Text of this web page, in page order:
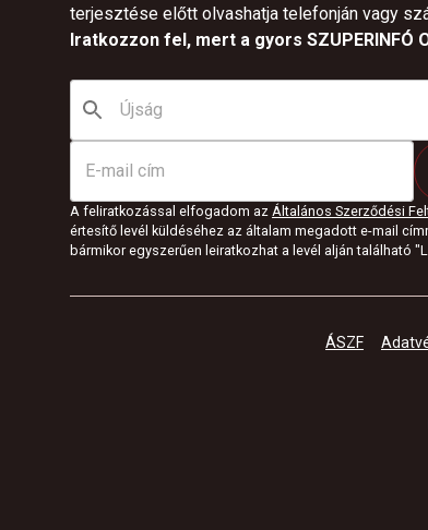
terjesztése előtt olvashatja telefonján vagy
Iratkozzon fel, mert a gyors SZUPERINFÓ
A feliratkozással elfogadom az Általános Szerződési
értesítő levél küldéséhez az általam megadott e-mail
bármikor egyszerűen leiratkozhat a levél alján található
ÁSZF